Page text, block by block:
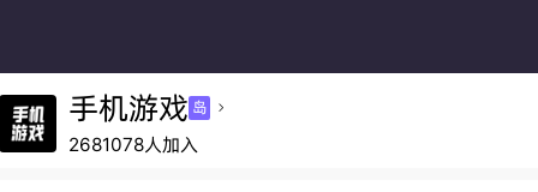
手机游戏 岛 
2681078人加入